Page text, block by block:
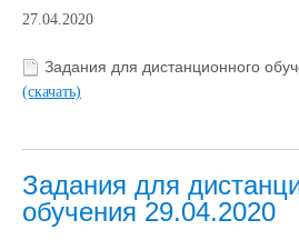
27.04.2020
Задания для дистанционного
(скачать)
Задания для
обучения 29.04.2020